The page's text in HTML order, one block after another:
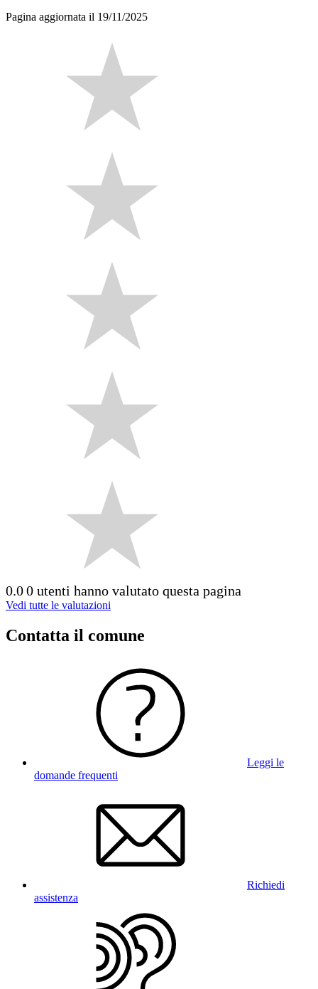
Pagina aggiornata il 19/11/2025
0.00 utenti hanno valutato questa pagina
Vedi tutte le valutazioni
Contatta il comune
Leggi le
domande frequenti
Richiedi
assistenza